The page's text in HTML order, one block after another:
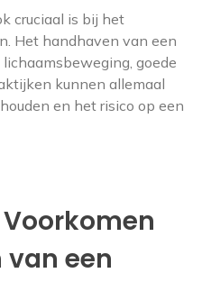
cruciaal is bij het
Het handhaven van een
goede
kunnen allemaal
en het risico op een
van een